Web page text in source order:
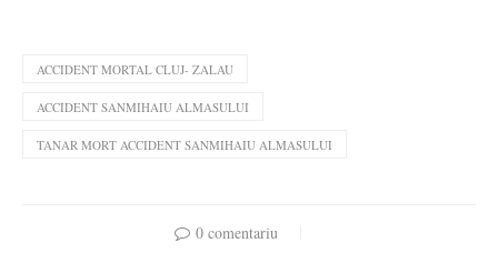
ACCIDENT MORTAL CLUJ- ZALAU
ACCIDENT SANMIHAIU ALMASULUI
TANAR MORT ACCIDENT SANMIHAIU ALMASULUI
0 comentariu